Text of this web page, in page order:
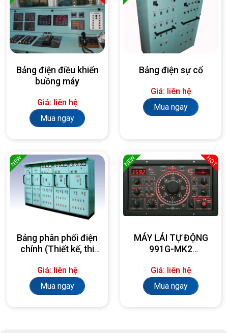
Bảng điện điều khiển
buồng máy
Giá: liên hệ
Mua ngay
Bảng điện sự cố
Giá: liên hệ
Mua ngay
NEW
Bảng phân phối điện
chính (Thiết kế, thi
yêu cầu)
Giá: liên hệ
Mua ngay
NEW HOT
MÁY LÁI TỰ ĐỘNG
991G-MK2
Giá: liên hệ
Mua ngay